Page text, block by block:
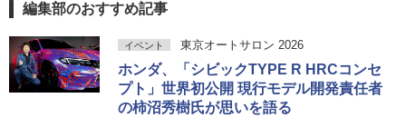
編集部のおすすめ記事
イベント 東京オートサロン 2026
ホンダ、「シビックTYPE R HRCコンセ
プト」世界初公開 現行モデル開発責任者
の柿沼秀樹氏が思いを語る